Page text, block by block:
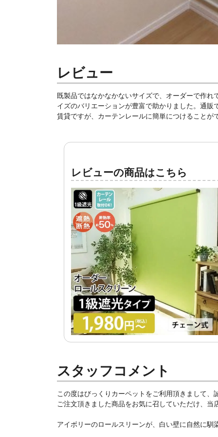
レビュー
既製品ではなかなかないサイズで、オーダーで作
イズのバリエーションが豊富で助かりました。通
賃貸ですが、カーテンレールに簡単につけることが
レビューの商品はこちら
スタッフコメント
この度はびっくりカーペットをご利用頂きまして、
ご注文頂きました商品をお気に召していただけ、
アイボリーのロールスリーンが、白い壁に自然に馴